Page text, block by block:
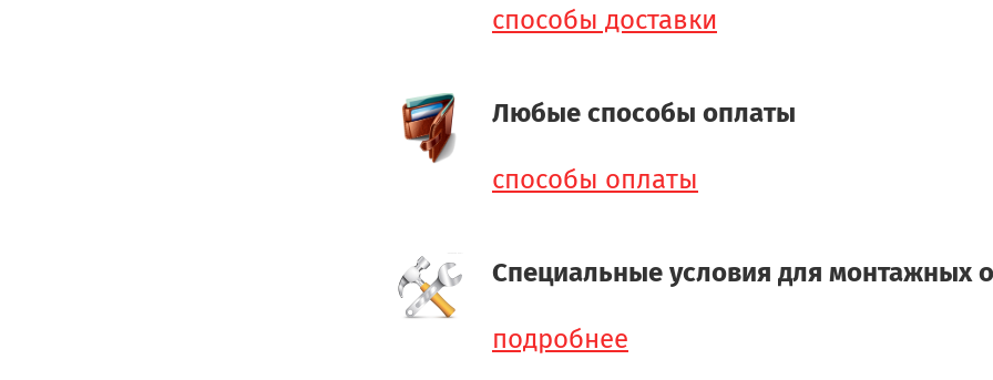
способы доставки
Любые способы оплаты
способы оплаты
Специальные условия для монтажных
подробнее